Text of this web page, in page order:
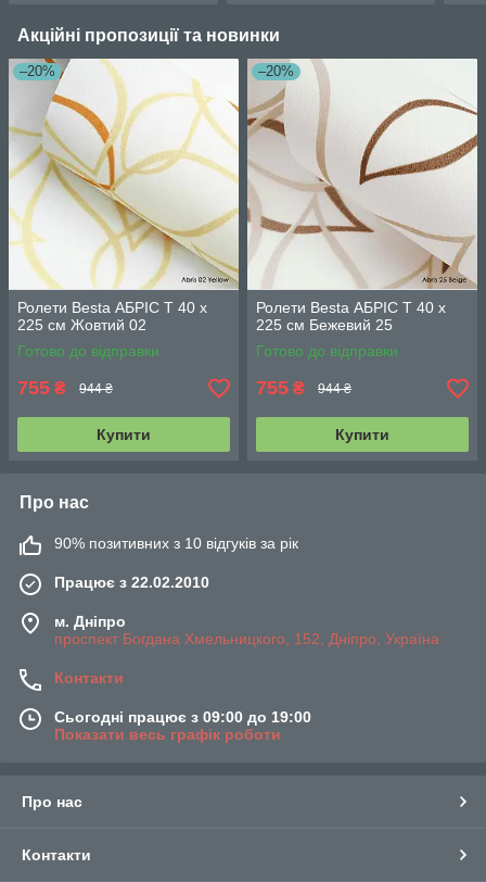
Акційні пропозиції та новинки
–20%
Ролети Besta АБРІС Т 40 х
225 см Жовтий 02
Готово до відправки
755 ₴ 944 ₴
Купити
–20%
Ролети Besta АБРІС Т 40 х
225 см Бежевий 25
Готово до відправки
755 ₴ 944 ₴
Купити
Про нас
90% позитивних з 10 відгуків за рік
Працює з 22.02.2010
м. Дніпро
проспект Богдана Хмельницкого, 152, Дніпро, Україна
Контакти
Сьогодні працює з 09:00 до 19:00
Показати весь графік роботи
Про нас
Контакти